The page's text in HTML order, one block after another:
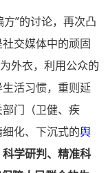
”的讨论，再次凸
交媒体中的顽固
外衣，利用公众的
活习惯，重则延
门（卫健、疾
化、下沉式的舆
学研判、精准科